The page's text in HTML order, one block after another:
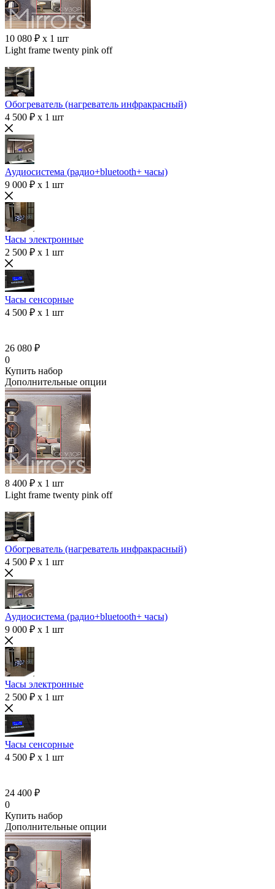
10 080 ₽ x 1 шт
Light frame twenty pink off
Обогреватель (нагреватель инфракрасный)
4 500 ₽ x 1 шт
Аудиосистема (радио+bluetooth+ часы)
9 000 ₽ x 1 шт
Часы электронные
2 500 ₽ x 1 шт
Часы сенсорные
4 500 ₽ x 1 шт
26 080 ₽
0
Купить набор
Дополнительные опции
8 400 ₽ x 1 шт
Light frame twenty pink off
Обогреватель (нагреватель инфракрасный)
4 500 ₽ x 1 шт
Аудиосистема (радио+bluetooth+ часы)
9 000 ₽ x 1 шт
Часы электронные
2 500 ₽ x 1 шт
Часы сенсорные
4 500 ₽ x 1 шт
24 400 ₽
0
Купить набор
Дополнительные опции